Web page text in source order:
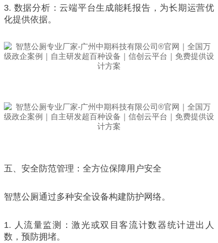
3. 数据分析：云端平台生成能耗报告，为长期运营优
化提供依据。
五、安全防范管理：全方位保障用户安全
智慧公厕通过多种安全设备构建防护网络。
1. 人流量监测：激光或双目客流计数器统计进出人
数，预防拥堵。